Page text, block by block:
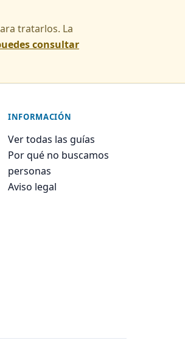
tratarlos. La
consultar
INFORMACIÓN
Ver todas las guías
Por qué no buscamos
personas
Aviso legal